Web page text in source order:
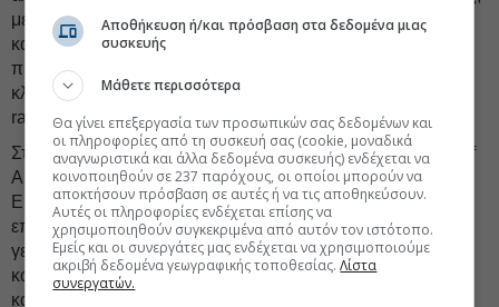
με οκτώ συμμετοχές. Η παρατήρηση αυτή είναι σημαντική,
καθώς δείχνει ότι το θετικό σήμα για την Ελλάδα δεν
προκύπτει από μια γενικευμένη υπεροχή του τραπεζικού
κλάδου στην περιοχή, αλλά περισσότερο από το country
ranking και από την εταιρική περίπτωση της ΔEΗ.
Στο μακροοικονομικό και επενδυτικό περιβάλλον, η Bank of
America παραμένει εποικοδομητική για τις μετοχές της
EEMEA, αλλά με σαφή προειδοποίηση να μην κυνηγούν οι
επενδυτές τις υπερβολές. Ο οίκος αναφέρει ότι η
γεωπολιτική στασιμότητα και οι υψηλές τιμές ενέργειας
καθυστερούν τις προσδοκίες για γρήγορη αποκλιμάκωση
και αρχίζουν να επηρεάζουν τις ελπίδες της αγοράς για
Αποθήκευση ή/και πρόσβαση στα δεδομένα μιας
συσκευής
Μάθετε περισσότερα
Θα γίνει επεξεργασία των προσωπικών σας δεδομένων και
οι πληροφορίες από τη συσκευή σας (cookie, μοναδικά
αναγνωριστικά και άλλα δεδομένα συσκευής) ενδέχεται να
κοινοποιηθούν σε 237 παρόχους, οι οποίοι μπορούν να
αποκτήσουν πρόσβαση σε αυτές ή να τις αποθηκεύσουν.
Αυτές οι πληροφορίες ενδέχεται επίσης να
χρησιμοποιηθούν συγκεκριμένα από αυτόν τον ιστότοπο.
Εμείς και οι συνεργάτες μας ενδέχεται να χρησιμοποιούμε
ακριβή δεδομένα γεωγραφικής τοποθεσίας.Λίστα
συνεργατών.